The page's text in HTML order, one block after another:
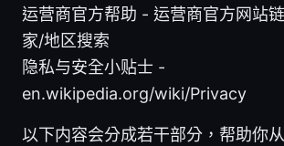
运营商官方帮助 - 运营商官方网站
家/地区搜索
隐私与安全小贴士 -
en.wikipedia.org/wiki/Privacy
以下内容会分成若干部分，帮助你